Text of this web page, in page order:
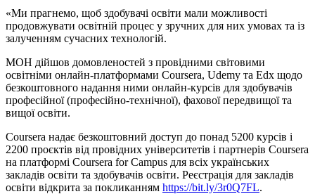
«Ми прагнемо, щоб здобувачі освіти мали можливості
продовжувати освітній процес у зручних для них умовах та із
залученням сучасних технологій.
МОН дійшов домовленостей з провідними світовими
освітніми онлайн-платформами Coursera, Udemy та Edx щодо
безкоштовного надання ними онлайн-курсів для здобувачів
професійної (професійно-технічної), фахової передвищої та
вищої освіти.
Coursera надає безкоштовний доступ до понад 5200 курсів і
2200 проєктів від провідних університетів і партнерів Coursera
на платформі Coursera for Campus для всіх українських
закладів освіти та здобувачів освіти. Реєстрація для закладів
освіти відкрита за покликанням https://bit.ly/3r0Q7FL.